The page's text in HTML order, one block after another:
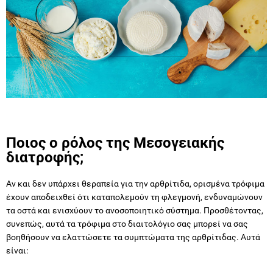
Ποιος ο ρόλος της Μεσογειακής
διατροφής;
Αν και δεν υπάρχει θεραπεία για την αρθρίτιδα, ορισμένα τρόφιμα
έχουν αποδειχθεί ότι καταπολεμούν τη φλεγμονή, ενδυναμώνουν
τα οστά και ενισχύουν το ανοσοποιητικό σύστημα. Προσθέτοντας,
συνεπώς, αυτά τα τρόφιμα στο διαιτολόγιο σας μπορεί να σας
βοηθήσουν να ελαττώσετε τα συμπτώματα της αρθρίτιδας. Αυτά
είναι: